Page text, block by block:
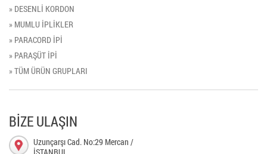
» DESENLİ KORDON
» MUMLU İPLİKLER
» PARACORD İPİ
» PARAŞÜT İPİ
» TÜM ÜRÜN GRUPLARI
BİZE ULAŞIN
Uzunçarşı Cad. No:29 Mercan /